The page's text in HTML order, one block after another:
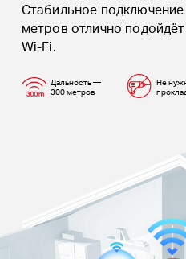
Стабильное
метров отлично
Wi‑Fi.
Дальность —
300 метров
Не